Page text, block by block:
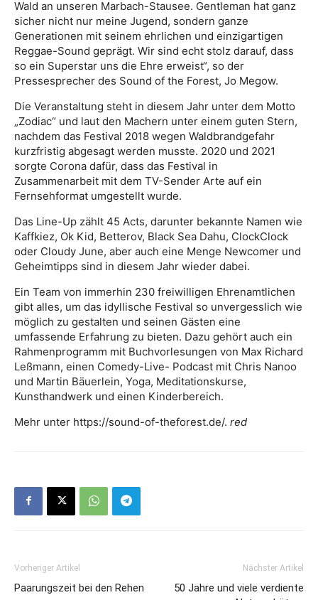
Wald an unseren Marbach-Stausee. Gentleman hat ganz
sicher nicht nur meine Jugend, sondern ganze
Generationen mit seinem ehrlichen und einzigartigen
Reggae-Sound geprägt. Wir sind echt stolz darauf, dass
so ein Superstar uns die Ehre erweist“, so der
Pressesprecher des Sound of the Forest, Jo Megow.
Die Veranstaltung steht in diesem Jahr unter dem Motto
„Zodiac“ und laut den Machern unter einem guten Stern,
nachdem das Festival 2018 wegen Waldbrandgefahr
kurzfristig abgesagt werden musste. 2020 und 2021
sorgte Corona dafür, dass das Festival in
Zusammenarbeit mit dem TV-Sender Arte auf ein
Fernsehformat umgestellt wurde.
Das Line-Up zählt 45 Acts, darunter bekannte Namen wie
Kaffkiez, Ok Kid, Betterov, Black Sea Dahu, ClockClock
oder Cloudy June, aber auch eine Menge Newcomer und
Geheimtipps sind in diesem Jahr wieder dabei.
Ein Team von immerhin 230 freiwilligen Ehrenamtlichen
gibt alles, um das idyllische Festival so unvergesslich wie
möglich zu gestalten und seinen Gästen eine
umfassende Erfahrung zu bieten. Dazu gehört auch ein
Rahmenprogramm mit Buchvorlesungen von Max Richard
Leßmann, einen Comedy-Live- Podcast mit Chris Nanoo
und Martin Bäuerlein, Yoga, Meditationskurse,
Kunsthandwerk und einen Kinderbereich.
Mehr unter https://sound-of-theforest.de/. red
Vorheriger Artikel
Paarungszeit bei den Rehen
Nächster Artikel
50 Jahre und viele verdiente